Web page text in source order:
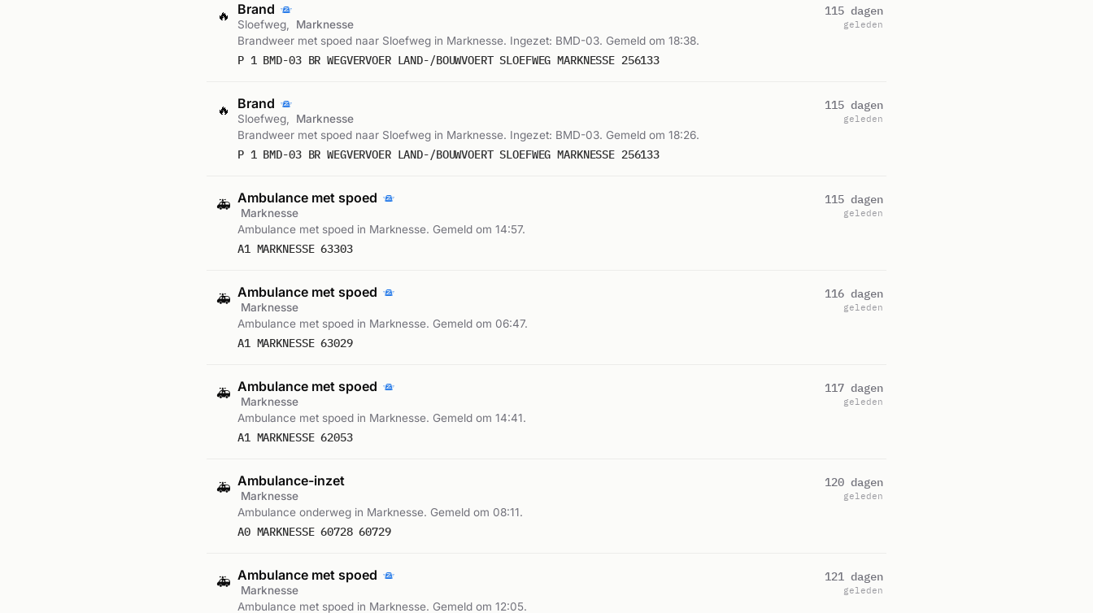
🔥 Brand
Sloefweg,
Marknesse
Brandweer met spoed naar Sloefweg in Marknesse. Ingezet: BMD-03. Gemeld om 18:38.
P 1 BMD-03 BR WEGVERVOER LAND-/BOUWVOERT SLOEFWEG MARKNESSE 256133
115 dagen
geleden
🔥 Brand
Sloefweg,
Marknesse
Brandweer met spoed naar Sloefweg in Marknesse. Ingezet: BMD-03. Gemeld om 18:26.
P 1 BMD-03 BR WEGVERVOER LAND-/BOUWVOERT SLOEFWEG MARKNESSE 256133
115 dagen
geleden
🚑 Ambulance met spoed
Marknesse
Ambulance met spoed in Marknesse. Gemeld om 14:57.
A1 MARKNESSE 63303
115 dagen
geleden
🚑 Ambulance met spoed
Marknesse
Ambulance met spoed in Marknesse. Gemeld om 06:47.
A1 MARKNESSE 63029
116 dagen
geleden
🚑 Ambulance met spoed
Marknesse
Ambulance met spoed in Marknesse. Gemeld om 14:41.
A1 MARKNESSE 62053
117 dagen
geleden
🚑 Ambulance-inzet
Marknesse
Ambulance onderweg in Marknesse. Gemeld om 08:11.
A0 MARKNESSE 60728 60729
120 dagen
geleden
🚑 Ambulance met spoed
Marknesse
Ambulance met spoed in Marknesse. Gemeld om 12:05.
121 dagen
geleden